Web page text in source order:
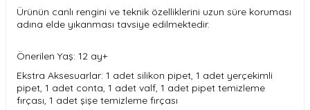
Ürünün canlı rengini ve teknik özelliklerini uzun süre koruması
adına elde yıkanması tavsiye edilmektedir.
Önerilen Yaş: 12 ay+
Ekstra Aksesuarlar: 1 adet silikon pipet, 1 adet yerçekimli
pipet, 1 adet conta, 1 adet valf, 1 adet pipet temizleme
fırçası, 1 adet şişe temizleme fırçası